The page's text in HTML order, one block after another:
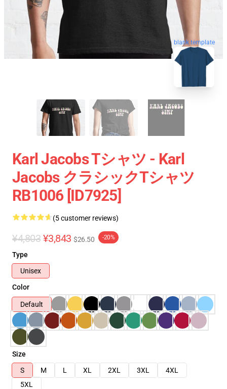
blank template
Karl Jacobs Tシャツ - Karl
Jacobs クラシックTシャツ
RB1006 [ID7925]
(5 customer reviews)
¥4,803 ¥3,843 $26.50 -20%
Type
Unisex
Color
Default
Size
S
M L XL 2XL 3XL
4XL
5XL